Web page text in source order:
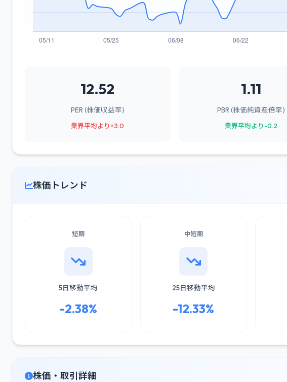
12.52
PER (株価収益率)
業界平均より+3.0
1.11
PBR (株価純資産倍率)
業界平均より-0.2
株価トレンド
短期
5日移動平均
-2.38%
中短期
25日移動平均
-12.33%
株価・取引詳細